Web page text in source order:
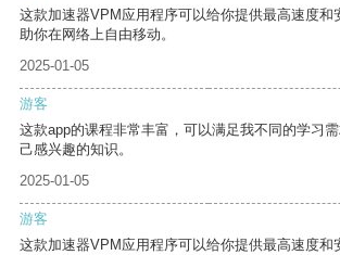
这款加速器VPM应用程序可以给你提供最高速度和
助你在网络上自由移动。
2025-01-05
游客
这款app的课程非常丰富，可以满足我不同的学习
己感兴趣的知识。
2025-01-05
游客
这款加速器VPM应用程序可以给你提供最高速度和